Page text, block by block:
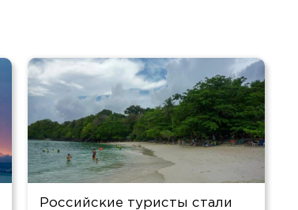
Российские туристы стали